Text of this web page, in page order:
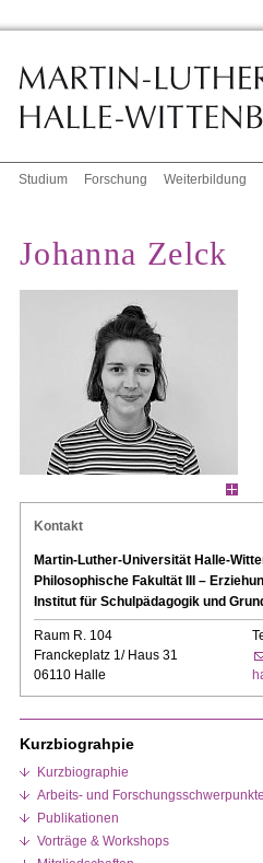
Studium Forschung Weiterbildung
Johanna Zelck
Kontakt
Martin-Luther-Universität Halle-
Philosophische Fakultät III –
Institut für Schulpädagogik und
Raum R. 104
Franckeplatz 1/ Haus 31
06110 Halle
Kurzbiograhpie
Kurzbiographie
Arbeits- und Forschungsschwerpunkte
Publikationen
Vorträge & Workshops